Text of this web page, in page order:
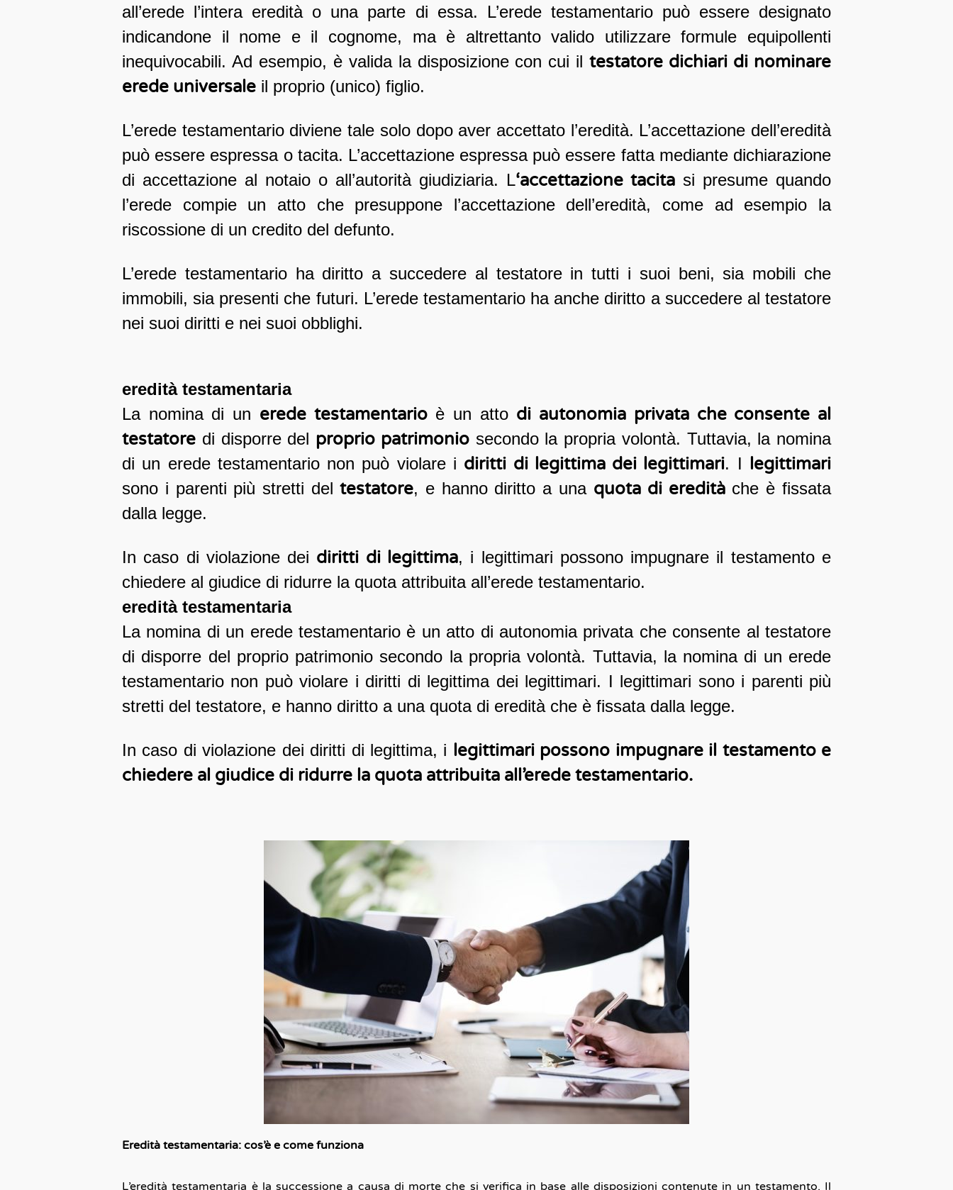
all’erede l’intera eredità o una parte di essa. L’erede testamentario può essere designato
indicandone il nome e il cognome, ma è altrettanto valido utilizzare formule equipollenti
inequivocabili. Ad esempio, è valida la disposizione con cui iltestatore dichiari di nominare
erede universale il proprio (unico) figlio.
L’erede testamentario diviene tale solo dopo aver accettato l’eredità. L’accettazione dell’eredità
può essere espressa o tacita. L’accettazione espressa può essere fatta mediante dichiarazione
di accettazione al notaio o all’autorità giudiziaria. L‘accettazione tacita si presume quando
l’erede compie un atto che presuppone l’accettazione dell’eredità, come ad esempio la
riscossione di un credito del defunto.
L’erede testamentario ha diritto a succedere al testatore in tutti i suoi beni, sia mobili che
immobili, sia presenti che futuri. L’erede testamentario ha anche diritto a succedere al testatore
nei suoi diritti e nei suoi obblighi.
eredità testamentaria
La nomina di un erede testamentarioè un atto di autonomia privata che consente al
testatore di disporre del proprio patrimoniosecondo la propria volontà. Tuttavia, la nomina
di un erede testamentario non può violare i diritti di legittima dei legittimari. I legittimari
sono i parenti più stretti del testatore, e hanno diritto a una quota di ereditàche è fissata
dalla legge.
In caso di violazione dei diritti di legittima, i legittimari possono impugnare il testamento e
chiedere al giudice di ridurre la quota attribuita all’erede testamentario.
eredità testamentaria
La nomina di un erede testamentario è un atto di autonomia privata che consente al testatore
di disporre del proprio patrimonio secondo la propria volontà. Tuttavia, la nomina di un erede
testamentario non può violare i diritti di legittima dei legittimari. I legittimari sono i parenti più
stretti del testatore, e hanno diritto a una quota di eredità che è fissata dalla legge.
In caso di violazione dei diritti di legittima, i legittimari possono impugnare il testamento e
chiedere al giudice di ridurre la quota attribuita all’erede testamentario.
Eredità testamentaria: cos’è e come funziona
L’eredità testamentaria è la successione a causa di morte che si verifica in base alle disposizioni contenute in un testamento. Il